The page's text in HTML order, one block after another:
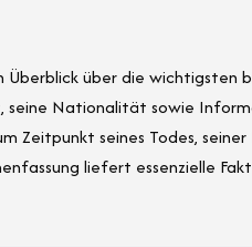
über die wichtigsten
Nationalität sowie
Zeitpunkt seines Todes,
liefert essenzielle